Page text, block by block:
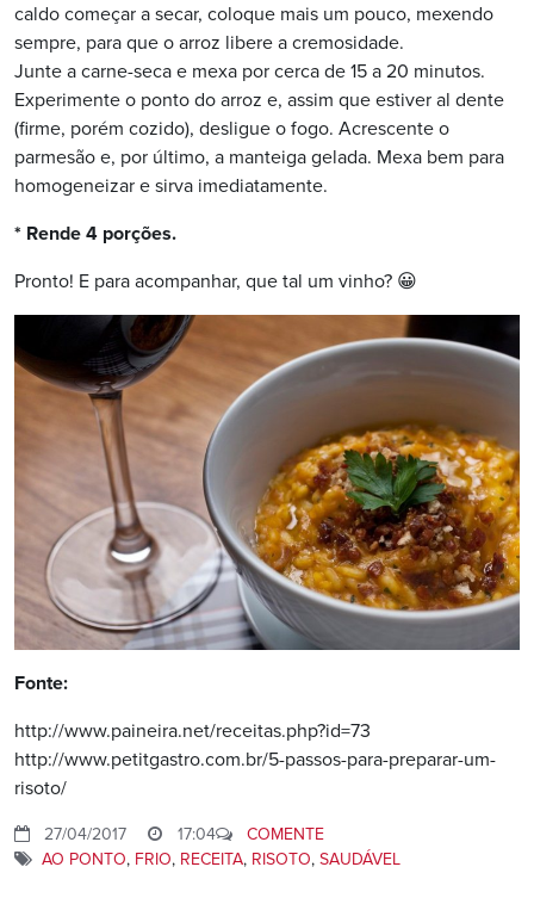
caldo começar a secar, coloque mais um pouco, mexendo
sempre, para que o arroz libere a cremosidade.
Junte a carne-seca e mexa por cerca de 15 a 20 minutos.
Experimente o ponto do arroz e, assim que estiver al dente
(firme, porém cozido), desligue o fogo. Acrescente o
parmesão e, por último, a manteiga gelada. Mexa bem para
homogeneizar e sirva imediatamente.
* Rende 4 porções.
Pronto! E para acompanhar, que tal um vinho? 😀
Fonte:
http://www.paineira.net/receitas.php?id=73
http://www.petitgastro.com.br/5-passos-para-preparar-um-
risoto/
27/04/2017 17:04
COMENTE
AO PONTO, FRIO, RECEITA, RISOTO, SAUDÁVEL